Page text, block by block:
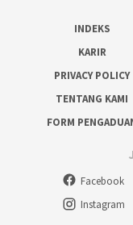
INDEKS
KARIR
PRIVACY POLICY
TENTANG KAMI
FORM
Facebook
Instagram